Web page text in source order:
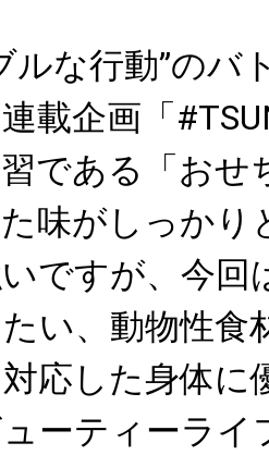
ルな行動”のバ
載企画「
である「おせ
味がしっかり
ですが、今回
い、動物性食
応した身体に
ーティーライ